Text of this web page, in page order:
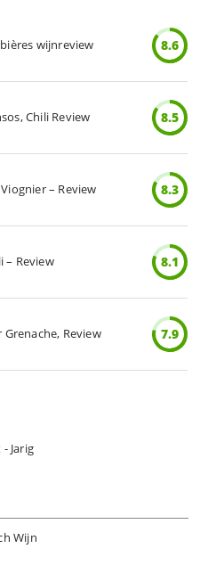
wijnreview 8.6
Chili Review 8.5
– Review 8.3
– Review 8.1
Review 7.9
Jarig
Wijn